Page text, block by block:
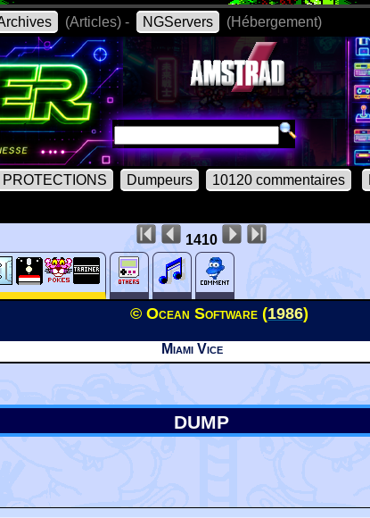
(Articles) - NGServers (Hébergement)
PROTECTIONS Dumpeurs 10120 commentaires
1410
© Ocean Software (1986)
Miami Vice
DUMP